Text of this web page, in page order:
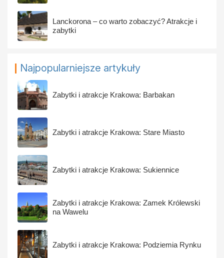
Lanckorona – co warto zobaczyć? Atrakcje i
zabytki
Najpopularniejsze artykuły
Zabytki i atrakcje Krakowa: Barbakan
Zabytki i atrakcje Krakowa: Stare Miasto
Zabytki i atrakcje Krakowa: Sukiennice
Zabytki i atrakcje Krakowa: Zamek Królewski
na Wawelu
Zabytki i atrakcje Krakowa: Podziemia Rynku